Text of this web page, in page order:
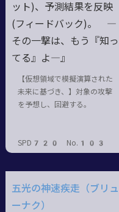
ット)、予測結果を反映
(フィードバック)。 ―
その一撃は、もう『知っ
てる』よ―』
【仮想領域で模擬演算された
未来に基づき、】対象の攻撃
を予想し、回避する。
SPD720 No.103
五光の神速疾走（ブリュ
ーナク）